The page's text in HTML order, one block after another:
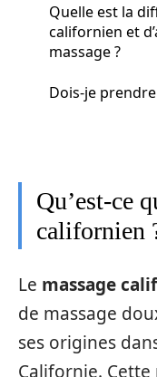
Quelle est la
californien et
massage ?
Dois-je prendre
Qu’est-ce
californien
Le massage
de massage
ses origines
Californie.